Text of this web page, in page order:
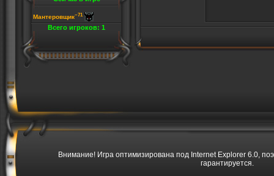
Мантеровщик~71
Всего игроков: 1
Внимание! Игра оптимизирована под Internet Explorer 6.0,
гарантируется.